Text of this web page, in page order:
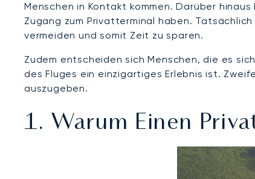
Menschen in Kontakt kommen. Darüber
Zugang zum Privatterminal haben.
vermeiden und somit Zeit zu sparen.
Zudem entscheiden sich Menschen, die es
des Fluges ein einzigartiges Erlebnis ist.
auszugeben.
1. Warum Einen